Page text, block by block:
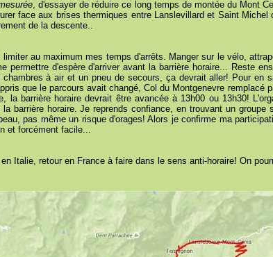
, d'essayer de réduire ce long temps de montée du Mont
face aux brises thermiques entre Lanslevillard et Saint
de la descente..
au maximum mes temps d'arrêts. Manger sur le vélo,
permettre d'espère d'arriver avant la barrière horaire... Reste
à air et un pneu de secours, ça devrait aller! Pour en
que le parcours avait changé, Col du Montgenevre
barrière horaire devrait être avancée à 13h00 ou 13h30!
barrière horaire. Je reprends confiance, en trouvant un
pas même un risque d'orages! Alors je confirme ma
et forcément facile...
Italie, retour en France à faire dans le sens anti-horaire! On